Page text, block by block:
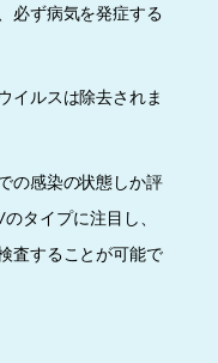
必ず病気を発症する
イルスは除去されま
の感染の状態しか評
タイプに注目し、
査することが可能で